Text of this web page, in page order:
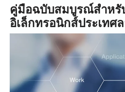
คู่มือฉบับสมบูรณ์สำหรั
อิเล็กทรอนิกส์ประเทศ